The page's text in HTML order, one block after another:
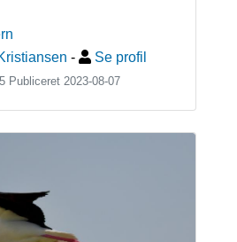
- Se profil
Publiceret 2023-08-07